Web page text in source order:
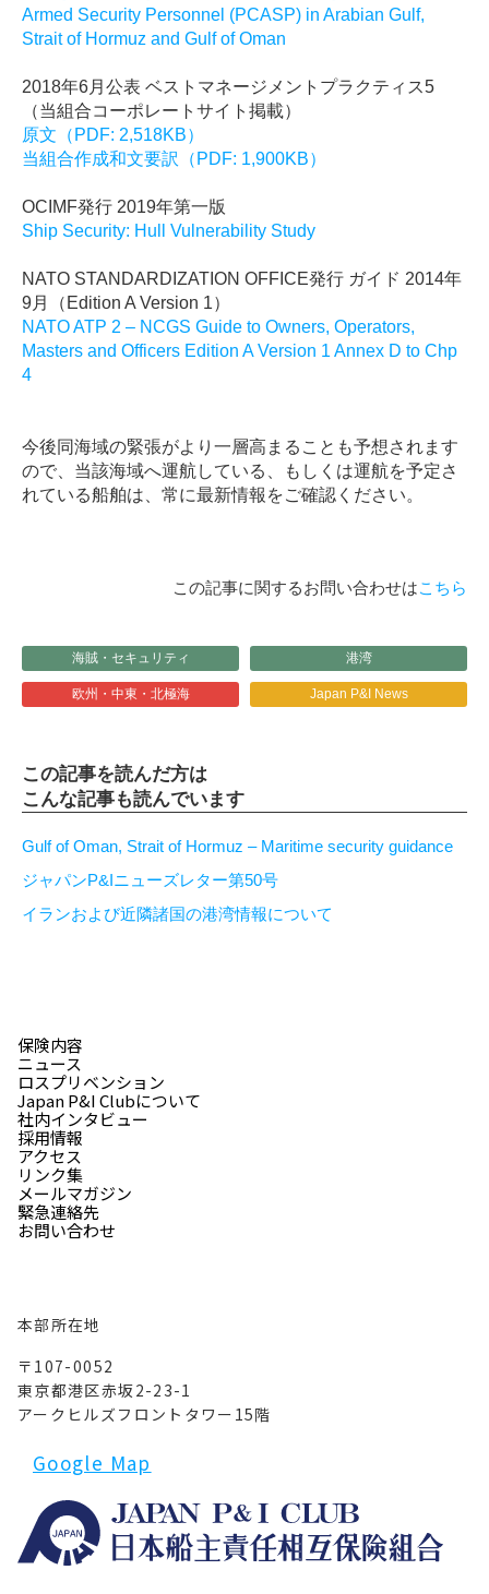
Armed Security Personnel (PCASP) in Arabian Gulf,
Strait of Hormuz and Gulf of Oman
2018年6月公表 ベストマネージメントプラクティス5
（当組合コーポレートサイト掲載）
原文（PDF: 2,518KB）
当組合作成和文要訳（PDF: 1,900KB）
OCIMF発行 2019年第一版
Ship Security: Hull Vulnerability Study
NATO STANDARDIZATION OFFICE発行 ガイド 2014年
9月（Edition A Version 1）
NATO ATP 2 – NCGS Guide to Owners, Operators,
Masters and Officers Edition A Version 1 Annex D to Chp
4
今後同海域の緊張がより一層高まることも予想されます
ので、当該海域へ運航している、もしくは運航を予定さ
れている船舶は、常に最新情報をご確認ください。
この記事に関するお問い合わせはこちら
海賊・セキュリティ 港湾
欧州・中東・北極海 Japan P&I News
この記事を読んだ方は
こんな記事も読んでいます
Gulf of Oman, Strait of Hormuz – Maritime security guidance
ジャパンP&Iニューズレター第50号
イランおよび近隣諸国の港湾情報について
本部所在地
〒107-0052
東京都港区赤坂2-23-1
アークヒルズフロントタワー15階
Google Map
保険内容
社内インタビュー
緊急連絡先
ニュース
採用情報
リンク集
ロスプリベンション
アクセス
メールマガジン
Japan P&I Clubについて
お問い合わせ